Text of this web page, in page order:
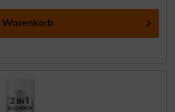
Warenkorb